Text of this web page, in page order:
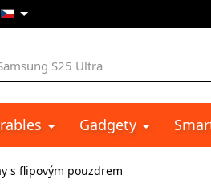
Gadgety
s flipovým pouzdrem